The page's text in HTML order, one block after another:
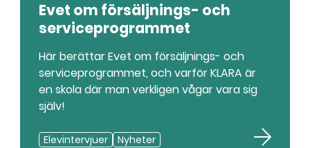
Evet om försäljnings- och
serviceprogrammet
Här berättar Evet om försäljnings- och
serviceprogrammet, och varför KLARA är
en skola där man verkligen vågar vara sig
själv!
Elevintervjuer Nyheter